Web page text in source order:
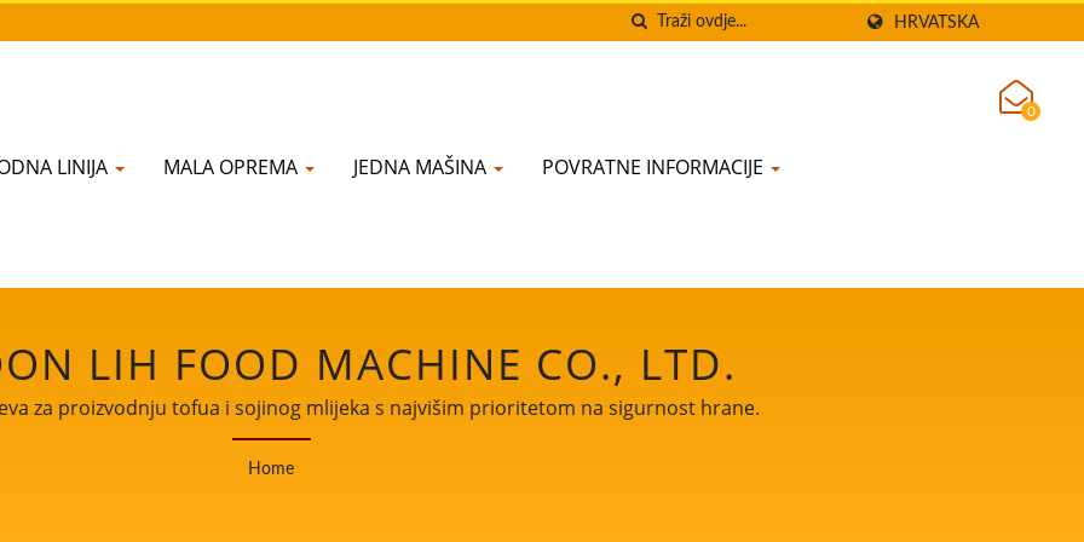
HRVATSKA
LINIJA MALA OPREMA JEDNA MAŠINA POVRATNE INFORMACIJE
0
LIH FOOD MACHINE CO., LTD.
za proizvodnju tofua i sojinog mlijeka s najvišim prioritetom na sigurnost hrane.
Home